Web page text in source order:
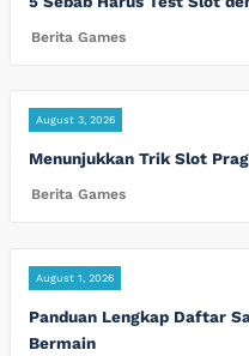
Berita Games
August 3, 2026
Menunjukkan Trik Slot
Berita Games
August 1, 2026
Panduan Lengkap Daftar
Bermain